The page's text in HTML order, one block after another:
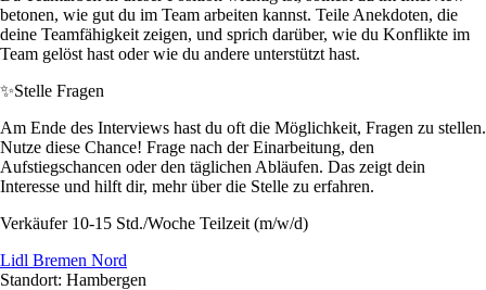
betonen, wie gut du im Team arbeiten kannst. Teile Anekdoten, die
deine Teamfähigkeit zeigen, und sprich darüber, wie du Konflikte im
Team gelöst hast oder wie du andere unterstützt hast.
✨Stelle Fragen
Am Ende des Interviews hast du oft die Möglichkeit, Fragen zu stellen.
Nutze diese Chance! Frage nach der Einarbeitung, den
Aufstiegschancen oder den täglichen Abläufen. Das zeigt dein
Interesse und hilft dir, mehr über die Stelle zu erfahren.
Verkäufer 10-15 Std./Woche Teilzeit (m/w/d)
Lidl Bremen Nord
Standort: Hambergen